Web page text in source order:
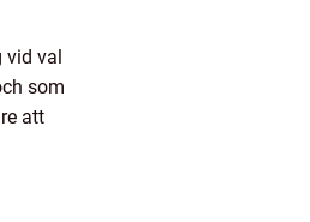
val
som
att